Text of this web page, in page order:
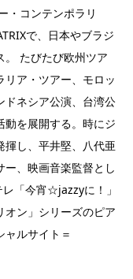
・コンテンポラリ
で、日本やブラジ
。 たびたび欧州ツア
ア・ツアー、モロッ
ドネシア公演、台湾公
動を展開する。時にジ
揮し、平井堅、八代亜
、映画音楽監督とし
「今宵☆jazzyに！」
オン」シリーズのピア
ャルサイト＝